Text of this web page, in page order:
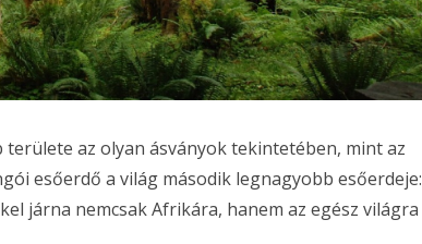
területe az olyan ásványok tekintetében, mint az
esőerdő a világ második legnagyobb esőerdeje:
járna nemcsak Afrikára, hanem az egész világra